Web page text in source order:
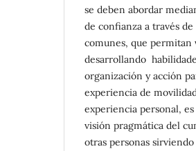
se deben abordar
de confianza a través
comunes, que permitan
desarrollando
organización y acción
experiencia de
experiencia personal,
visión pragmática del
otras personas